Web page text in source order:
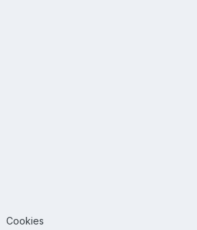
Cookies